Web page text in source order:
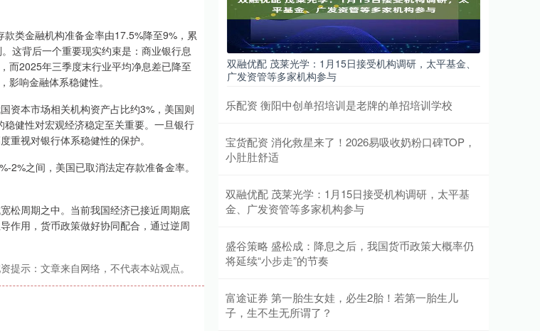
类金融机构准备金率由17.5%降至9%，累
这背后一个重要现实约束是：商业银行息
而2025年三季度末行业平均净息差已降至
响金融体系稳健性。
本市场相关机构资产占比约3%，美国则
健性对宏观经济稳定至关重要。一旦银行
重视对银行体系稳健性的保护。
之间，美国已取消法定存款准备金率。
周期之中。当前我国经济已接近周期底
作用，货币政策做好协同配合，通过逆周
提示：文章来自网络，不代表本站观点。
双融优配 茂莱光学：1月15日接受机构调研，太平基金、
广发资管等多家机构参与
乐配资 衡阳中创单招培训是老牌的单招培训学校
宝货配资 消化救星来了！2026易吸收奶粉口碑TOP，
小肚肚舒适
双融优配 茂莱光学：1月15日接受机构调研，太平基
金、广发资管等多家机构参与
盛谷策略 盛松成：降息之后，我国货币政策大概率仍
将延续“小步走”的节奏
富途证券 第一胎生女娃，必生2胎！若第一胎生儿
子，生不生无所谓了？